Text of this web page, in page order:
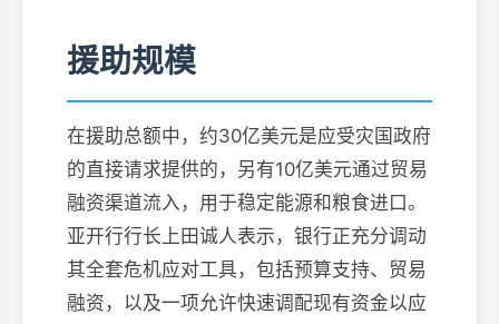
援助规模
在援助总额中，约30亿美元是应受灾国政府
的直接请求提供的，另有10亿美元通过贸易
融资渠道流入，用于稳定能源和粮食进口。
亚开行行长上田诚人表示，银行正充分调动
其全套危机应对工具，包括预算支持、贸易
融资，以及一项允许快速调配现有资金以应